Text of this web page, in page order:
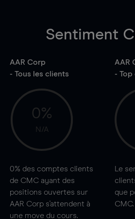
Sentiment
AAR Corp
- Tous les clients
0%
N/A
0% des comptes clients
de CMC ayant des
positions ouvertes sur
AAR Corp s'attendent à
une move du cours.
AAR
- Top
Le
que
CMC.